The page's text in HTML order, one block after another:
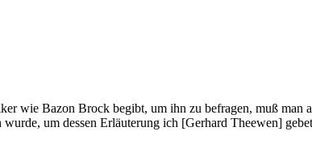
wie Bazon Brock begibt, um ihn zu befragen, muß
um dessen Erläuterung ich [Gerhard Theewen]